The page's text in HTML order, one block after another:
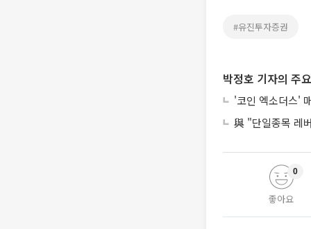
#유진투자증권
박정호 기자의 주
'코인 엑소더스'
與 "단일종목 레
좋아요
0